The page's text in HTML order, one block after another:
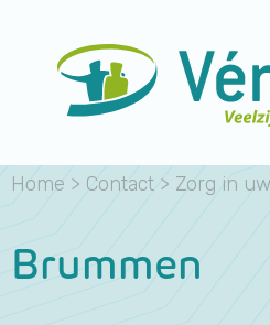
Home > Contact > Zorg in
Brummen